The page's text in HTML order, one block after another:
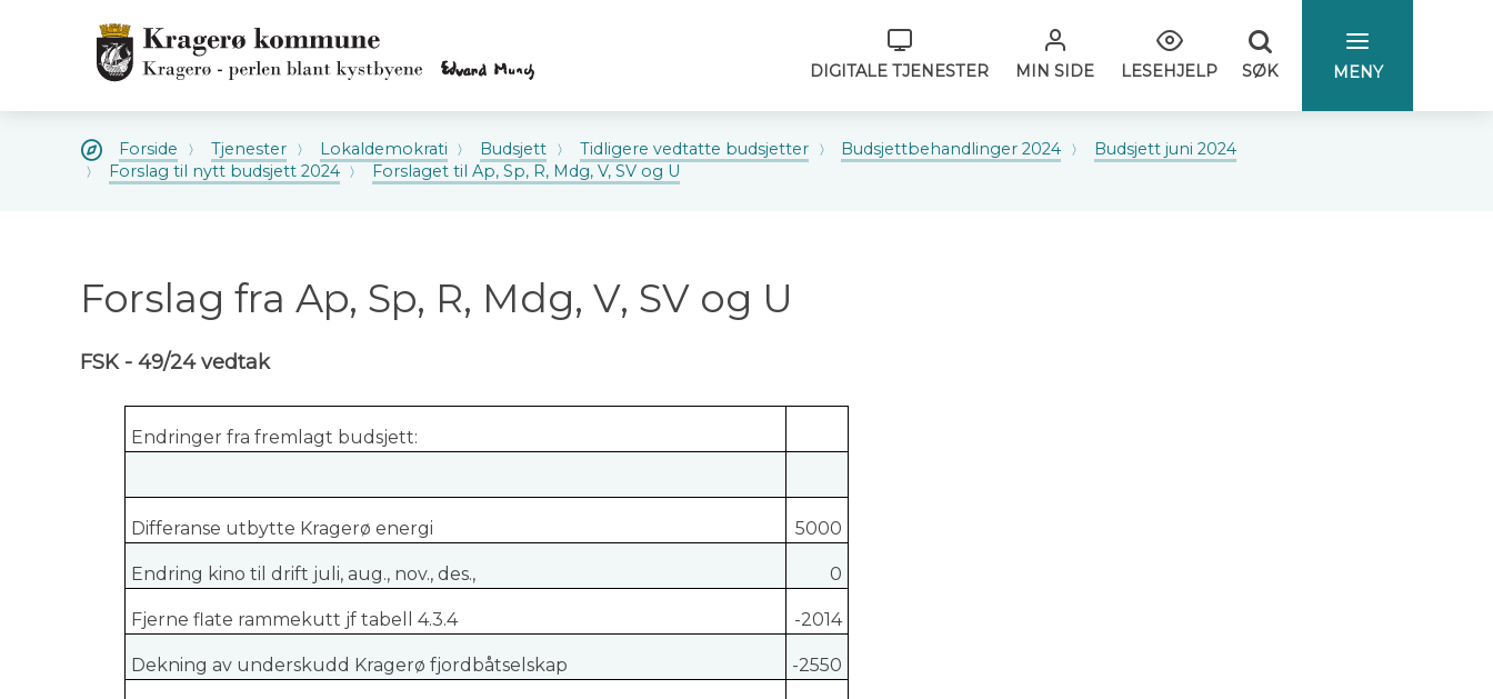
Kragerø
kommune
Kragerø
kommune
Verktøymeny
DIGITALE TJENESTER MIN SIDE LESEHJELP SØK MENY
Du
er
her:
Forside Tjenester Lokaldemokrati Budsjett Tidligere vedtatte budsjetter Budsjettbehandlinger 2024
Budsjett juni 2024
Forslag til nytt budsjett 2024
Forslaget til Ap, Sp, R, Mdg, V, SV og U
Forslag fra Ap, Sp, R, Mdg, V, SV og U
FSK - 49/24 vedtak
Endringer fra fremlagt budsjett:
Differanse utbytte Kragerø energi 5000
Endring kino til drift juli, aug., nov., des., 0
Fjerne flate rammekutt jf tabell 4.3.4 -2014
Dekning av underskudd Kragerø fjordbåtselskap -2550